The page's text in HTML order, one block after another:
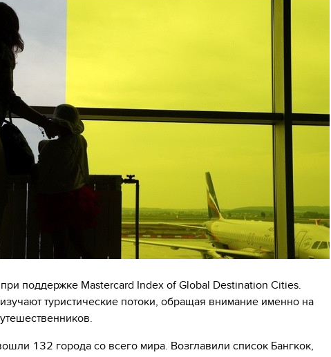
при поддержке Mastercard Index of Global Destination Cities.
туристические потоки, обращая внимание именно на
132 города со всего мира. Возглавили список Бангкок,